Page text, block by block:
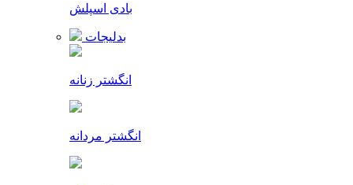
بادی اسپلش
بدلیجات
انگشتر زنانه
انگشتر مردانه